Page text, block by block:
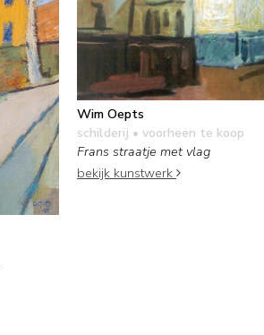
Wim Oepts
schilderij • voorheen te koop
Frans straatje met vlag
bekijk kunstwerk